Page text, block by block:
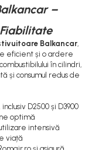
–
Balkancar,
eficient și o ardere
în cilindri,
și consumul redus de
D2500 și D3900
optimă
intensivă
viață